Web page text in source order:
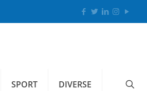
SPORT DIVERSE